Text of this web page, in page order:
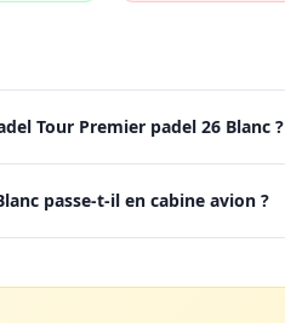
Tour Premier padel 26 Blanc ?
passe-t-il en cabine avion ?